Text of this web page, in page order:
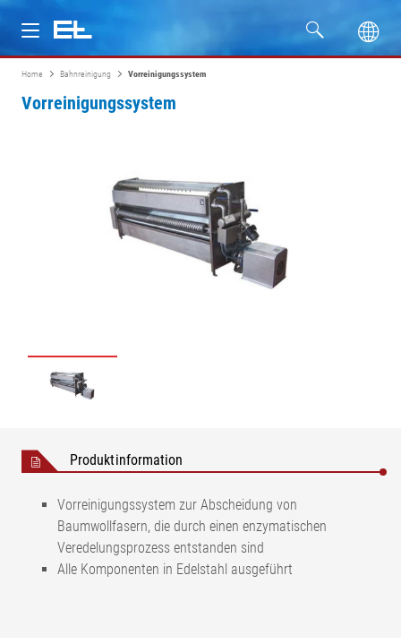
Produkte
Home Bahnreinigung Vorreinigungssystem
Vorreinigungssystem
Produktinformation
Vorreinigungssystem zur Abscheidung von
Baumwollfasern, die durch einen enzymatischen
Veredelungsprozess entstanden sind
Alle Komponenten in Edelstahl ausgeführt